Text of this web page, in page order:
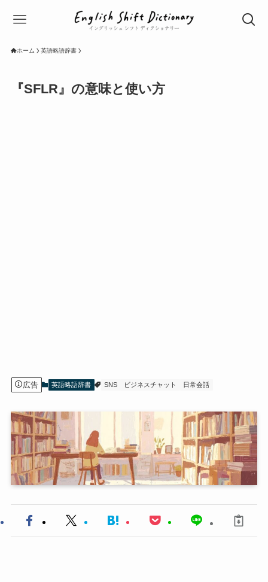
ホーム 英語略語辞書
『SFLR』の意味と使い方
広告 英語略語辞書 SNS ビジネスチャット 日常会話